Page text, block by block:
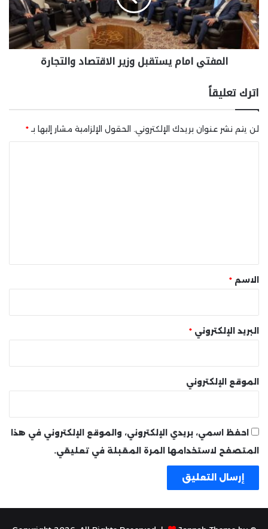
المفتي امام يستقبل وزير الاقتصاد والتجارة
اترك تعليقاً
لن يتم نشر عنوان بريدك الإلكتروني. الحقول الإلزامية مشار إليها بـ*
* الاسم *
البريد الإلكتروني *
الموقع الإلكتروني
احفظ اسمي، بريدي الإلكتروني، والموقع الإلكتروني في هذا
المتصفح لاستخدامها المرة المقبلة في تعليقي.